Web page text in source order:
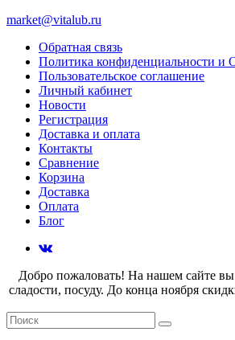
market@vitalub.ru
Обратная связь
Политика конфиденциальности и
Пользовательское соглашение
Личный кабинет
Новости
Регистрация
Доставка и оплата
Контакты
Сравнение
Корзина
Доставка
Оплата
Блог
Добро пожаловать! На нашем сайте
сладости, посуду. До конца ноября